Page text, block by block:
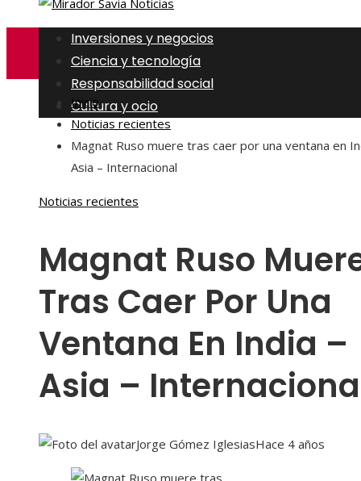
Inversiones y negocios
Ciencia y tecnología
Responsabilidad social
Cultura y ocio
Inicio
Noticias recientes
Magnat Ruso muere tras caer por una ventana en
Asia – Internacional
Noticias recientes
Magnat Ruso
Tras Caer Por Una
Ventana En India –
Asia –
Jorge Gómez IglesiasHace 4 años